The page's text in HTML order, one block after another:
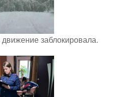
заблокировала.